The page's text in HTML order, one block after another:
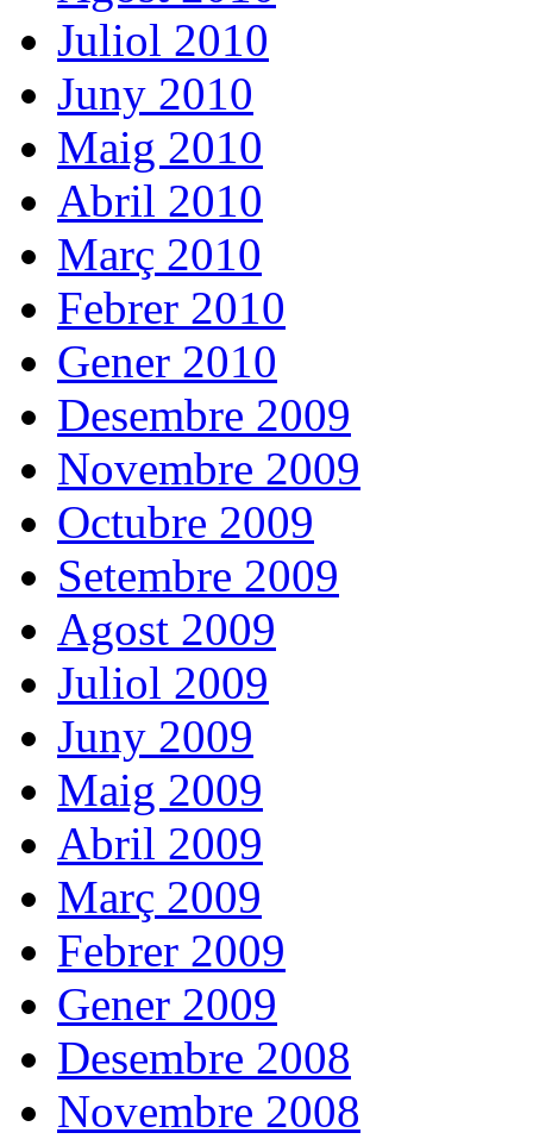
Juliol 2010
Juny 2010
Maig 2010
Abril 2010
Març 2010
Febrer 2010
Gener 2010
Desembre 2009
Novembre 2009
Octubre 2009
Setembre 2009
Agost 2009
Juliol 2009
Juny 2009
Maig 2009
Abril 2009
Març 2009
Febrer 2009
Gener 2009
Desembre 2008
Novembre 2008